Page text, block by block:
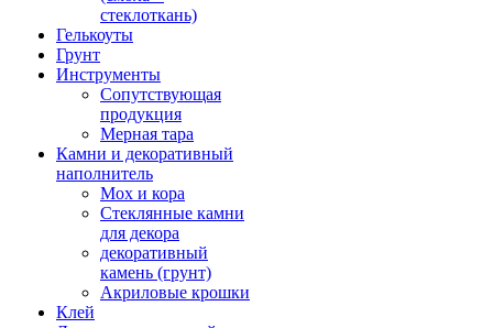
стеклоткань)
Гелькоуты
Грунт
Инструменты
Сопутствующая
продукция
Мерная тара
Камни и декоративный
наполнитель
Мох и кора
Стеклянные камни
для декора
декоративный
камень (грунт)
Акриловые крошки
Клей